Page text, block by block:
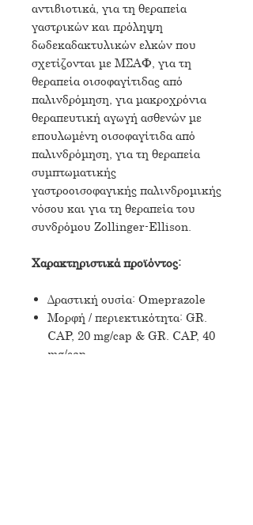
αντιβιοτικά, για τη θεραπεία
γαστρικών και πρόληψη
δωδεκαδακτυλικών ελκών που
σχετίζονται με ΜΣΑΦ, για τη
θεραπεία οισοφαγίτιδας από
παλινδρόμηση, για μακροχρόνια
θεραπευτική αγωγή ασθενών με
επουλωμένη οισοφαγίτιδα από
παλινδρόμηση, για τη θεραπεία
συμπτωματικής
γαστροοισοφαγικής παλινδρομικής
νόσου και για τη θεραπεία του
συνδρόμου Zollinger-Ellison.
Χαρακτηριστικά προϊόντος:
Δραστική ουσία: Omeprazole
Μορφή / περιεκτικότητα: GR.
CAP, 20 mg/cap & GR. CAP, 40
mg/cap